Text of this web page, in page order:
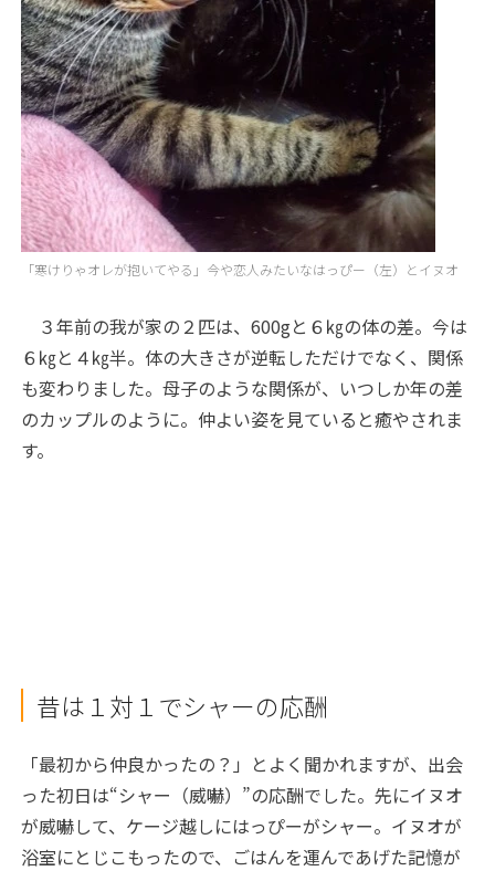
「寒けりゃオレが抱いてやる」今や恋人みたいなはっぴー（左）とイヌオ
３年前の我が家の２匹は、600gと６㎏の体の差。今は
６㎏と４㎏半。体の大きさが逆転しただけでなく、関係
も変わりました。母子のような関係が、いつしか年の差
のカップルのように。仲よい姿を見ていると癒やされま
す。
昔は１対１でシャーの応酬
「最初から仲良かったの？」とよく聞かれますが、出会
った初日は“シャー（威嚇）”の応酬でした。先にイヌオ
が威嚇して、ケージ越しにはっぴーがシャー。イヌオが
浴室にとじこもったので、ごはんを運んであげた記憶が